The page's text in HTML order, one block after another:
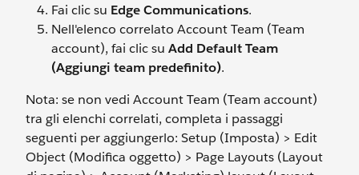
Fai clic su Edge Communications.
Nell'elenco correlato Account Team (Team
account), fai clic su Add Default Team
(Aggiungi team predefinito).
Nota: se non vedi Account Team (Team account)
tra gli elenchi correlati, completa i passaggi
seguenti per aggiungerlo: Setup (Imposta) > Edit
Object (Modifica oggetto) > Page Layouts (Layout